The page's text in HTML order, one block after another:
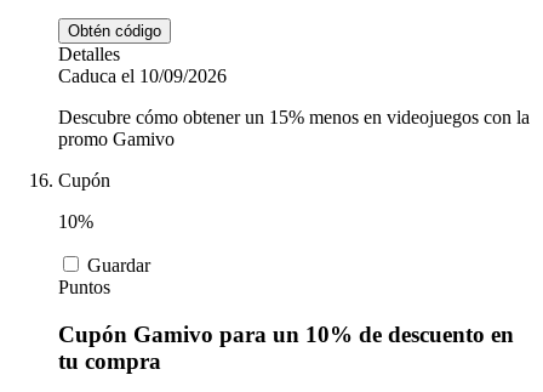
Obtén código
Detalles
Caduca el 10/09/2026
Descubre cómo obtener un 15% menos en videojuegos con la
promo Gamivo
Cupón
10%
Guardar
Puntos
Cupón Gamivo para un 10% de descuento en
tu compra